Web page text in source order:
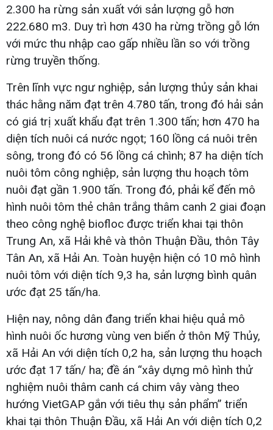
2.300 ha rừng sản xuất với sản lượng gỗ hơn
222.680 m3. Duy trì hơn 430 ha rừng trồng gỗ lớn
với mức thu nhập cao gấp nhiều lần so với trồng
rừng truyền thống.
Trên lĩnh vực ngư nghiệp, sản lượng thủy sản khai
thác hằng năm đạt trên 4.780 tấn, trong đó hải sản
có giá trị xuất khẩu đạt trên 1.300 tấn; hơn 470 ha
diện tích nuôi cá nước ngọt; 160 lồng cá nuôi trên
sông, trong đó có 56 lồng cá chình; 87 ha diện tích
nuôi tôm công nghiệp, sản lượng thu hoạch tôm
nuôi đạt gần 1.900 tấn. Trong đó, phải kể đến mô
hình nuôi tôm thẻ chân trắng thâm canh 2 giai đoạn
theo công nghệ biofloc được triển khai tại thôn
Trung An, xã Hải khê và thôn Thuận Đầu, thôn Tây
Tân An, xã Hải An. Toàn huyện hiện có 10 mô hình
nuôi tôm với diện tích 9,3 ha, sản lượng bình quân
ước đạt 25 tấn/ha.
Hiện nay, nông dân đang triển khai hiệu quả mô
hình nuôi ốc hương vùng ven biển ở thôn Mỹ Thủy,
xã Hải An với diện tích 0,2 ha, sản lượng thu hoạch
ước đạt 17 tấn/ ha; đề án “xây dựng mô hình thử
nghiệm nuôi thâm canh cá chim vây vàng theo
hướng VietGAP gắn với tiêu thụ sản phẩm” triển
khai tại thôn Thuận Đầu, xã Hải An với diện tích 0,2